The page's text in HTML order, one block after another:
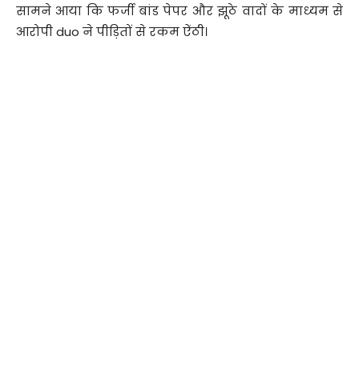
सामने आया कि फर्जी बांड पेपर और झूठे वादों के माध्यम से
आरोपी duo ने पीड़ितों से रकम ऐंठी।